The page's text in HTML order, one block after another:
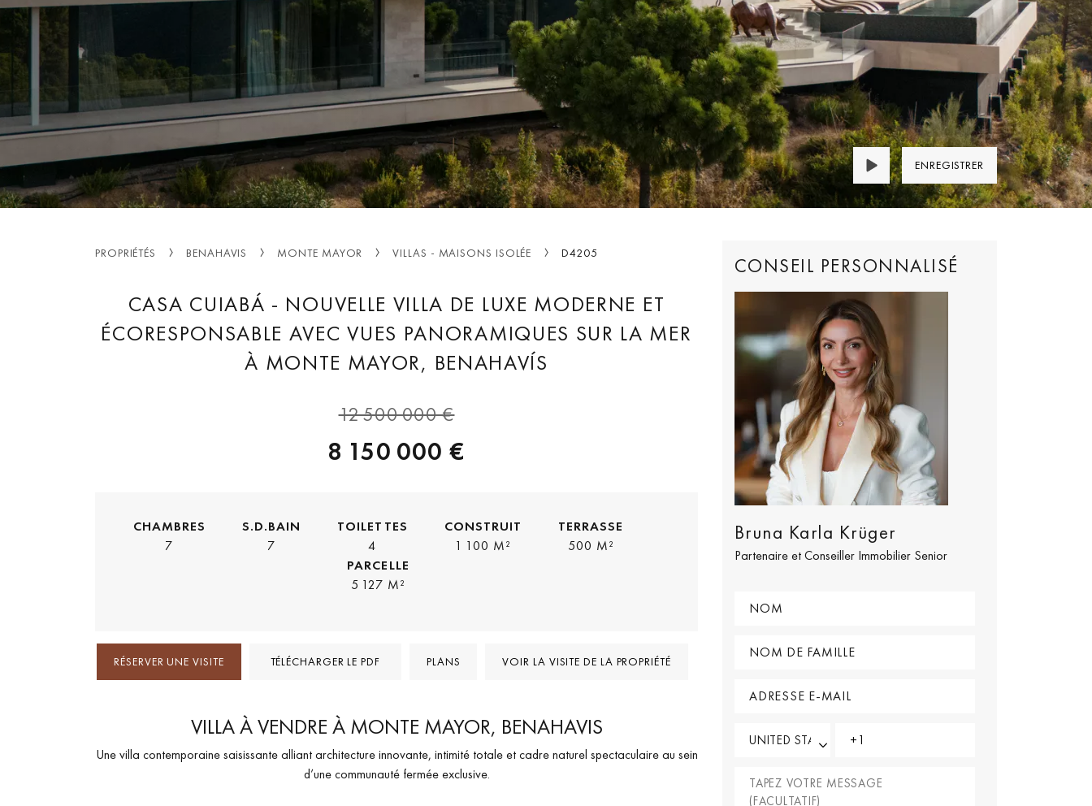
PROPRIÉTÉS BENAHAVIS MONTE MAYOR VILLAS - MAISONS ISOLÉE D4205
ENREGISTRER
CASA CUIABÁ - NOUVELLE VILLA DE LUXE MODERNE ET
ÉCORESPONSABLE AVEC VUES PANORAMIQUES SUR LA MER
À MONTE MAYOR, BENAHAVÍS
12 500 000 €
8 150 000 €
CHAMBRES
7
S.D.BAIN
7
TOILETTES
4
CONSTRUIT
1 100 M²
TERRASSE
500 M²
PARCELLE
5 127 M²
RÉSERVER UNE VISITE TÉLÉCHARGER LE PDF PLANS VOIR LA VISITE DE LA PROPRIÉTÉ
VILLA À VENDRE À MONTE MAYOR, BENAHAVIS
Une villa contemporaine saisissante alliant architecture innovante, intimité totale et cadre naturel spectaculaire au sein
d’une communauté fermée exclusive.
CONSEIL PERSONNALISÉ
Bruna Karla Krüger
Partenaire et Conseiller Immobilier Senior